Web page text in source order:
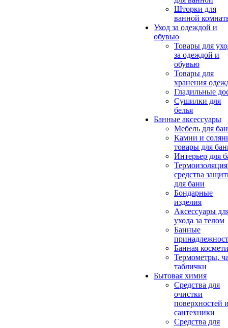
Шторки для
ванной
Уход за одеждой и
обувью
Товары для
за одеждой и
обувью
Товары для
хранения
Гладильные
Сушилки для
белья
Банные аксессуары
Мебель для
Камни и
товары для
Интерьер для
средства
для бани
Бондарные
изделия
Аксеcсуары
ухода за телом
Банные
Банная
Термометры,
таблички
Бытовая химия
Средства для
очистки
поверхностей
сантехники
Средства для